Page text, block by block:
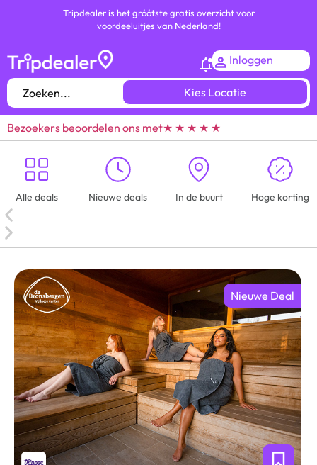
Tripdealer is het gróótste gratis overzicht voor
voordeeluitjes van Nederland!
Inloggen
Kies Locatie
Bezoekers beoordelen ons met★ ★ ★ ★ ★
Alle deals Nieuwe deals In de buurt Hoge korting
Nieuwe Deal